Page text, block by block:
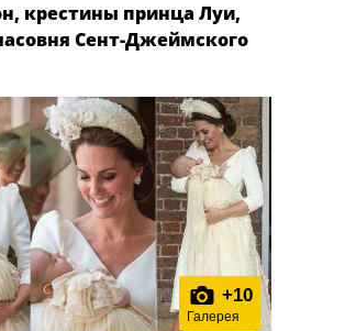
крестины принца Луи,
Сент-Джеймского
+10
Галерея